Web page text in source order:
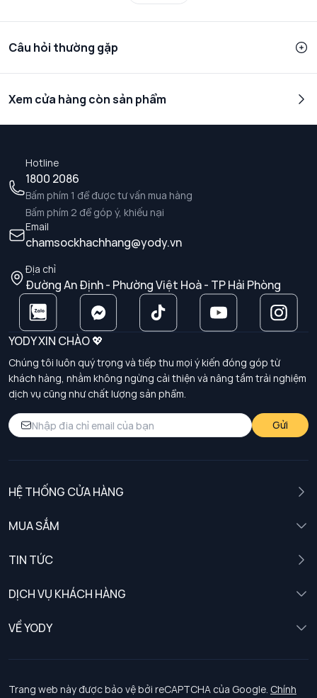
Câu hỏi thường gặp
Xem cửa hàng còn sản phẩm
Hotline
1800 2086
Bấm phím 1 để được tư vấn mua hàng
Bấm phím 2 để góp ý, khiếu nại
Email
chamsockhachhang@yody.vn
Địa chỉ
Đường An Định - Phường Việt Hoà - TP Hải Phòng
YODY XIN CHÀO 💖
Chúng tôi luôn quý trọng và tiếp thu mọi ý kiến đóng góp từ
khách hàng, nhằm không ngừng cải thiện và nâng tầm trải nghiệm
dịch vụ cũng như chất lượng sản phẩm.
Gửi
HỆ THỐNG CỬA HÀNG
MUA SẮM
TIN TỨC
DỊCH VỤ KHÁCH HÀNG
Chính sách khách hàng thân thiết
Chính sách bảo vệ dữ liệu cá nhân
VỀ YODY
Tuyển dụng
Trang web này được bảo vệ bởi reCAPTCHA của Google. Chính